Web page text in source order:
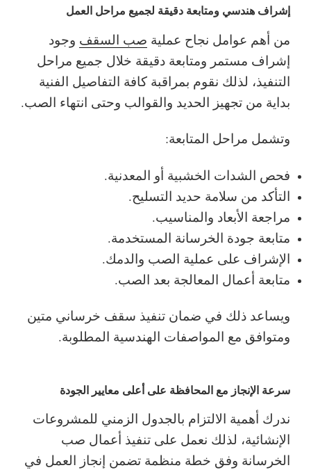
إشراف هندسي ومتابعة دقيقة لجميع مراحل العمل
من أهم عوامل نجاح عملية صب السقف وجود
إشراف مستمر ومتابعة دقيقة خلال جميع مراحل
التنفيذ، لذلك نقوم بمراقبة كافة التفاصيل الفنية
بداية من تجهيز الحديد والقوالب وحتى انتهاء الصب.
وتشمل مراحل المتابعة:
فحص الشدات الخشبية أو المعدنية.
التأكد من سلامة حديد التسليح.
مراجعة الأبعاد والمناسيب.
متابعة جودة الخرسانة المستخدمة.
الإشراف على عملية الصب والدمك.
متابعة أعمال المعالجة بعد الصب.
ويساعد ذلك في ضمان تنفيذ سقف خرساني متين
ومتوافق مع المواصفات الهندسية المطلوبة.
سرعة الإنجاز مع المحافظة على أعلى معايير الجودة
ندرك أهمية الالتزام بالجدول الزمني للمشروعات
الإنشائية، لذلك نعمل على تنفيذ أعمال صب
الخرسانة وفق خطة منظمة تضمن إنجاز العمل في